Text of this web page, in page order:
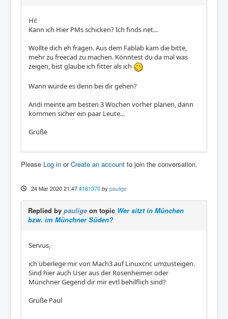
Hi!
Kann ich Hier PMs schicken? Ich finds net...
Wollte dich eh fragen. Aus dem Fablab kam die bitte,
mehr zu freecad zu machen. Könntest du da mal was
zeigen, bist glaube ich fitter als ich
Wann würde es denn bei dir gehen?
Andi meinte am besten 3 Wochen vorher planen, dann
kommen sicher ein paar Leute...
Grüße
Please Log in orCreate an account to join the conversation.
24 Mar 2020 21:47 #161370 by paulige
Replied by paulige on topic Wer sitzt in München
bzw. im Münchner Süden?
Servus,
ich überlege mir von Mach3 auf Linuxcnc umzusteigen.
Sind hier auch User aus der Rosenheimer oder
Münchner Gegend dir mir evtl behilflich sind?
Grüße Paul